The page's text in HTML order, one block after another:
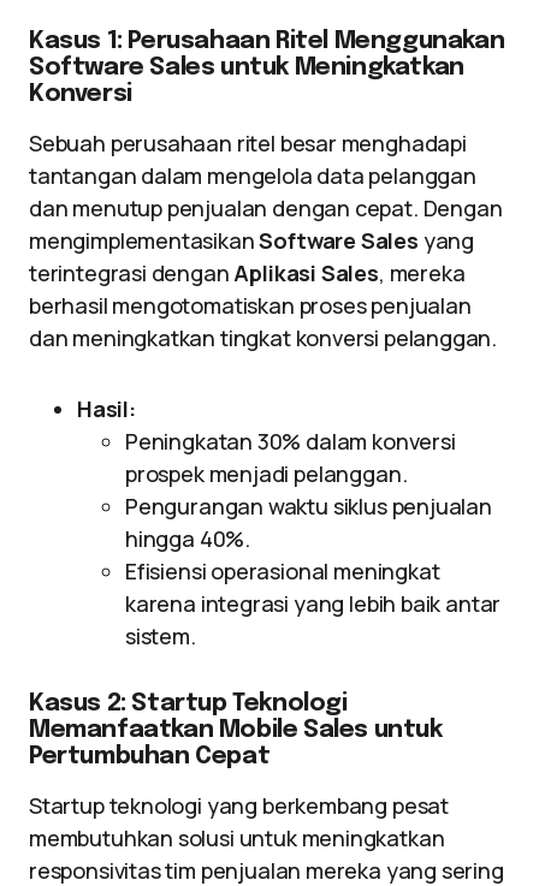
Kasus 1: Perusahaan Ritel Menggunakan
Software Sales untuk Meningkatkan
Konversi
Sebuah perusahaan ritel besar menghadapi
tantangan dalam mengelola data pelanggan
dan menutup penjualan dengan cepat. Dengan
mengimplementasikanSoftware Sales yang
terintegrasi denganAplikasi Sales, mereka
berhasil mengotomatiskan proses penjualan
dan meningkatkan tingkat konversi pelanggan.
Hasil:
Peningkatan 30% dalam konversi
prospek menjadi pelanggan.
Pengurangan waktu siklus penjualan
hingga 40%.
Efisiensi operasional meningkat
karena integrasi yang lebih baik antar
sistem.
Kasus 2: Startup Teknologi
Memanfaatkan Mobile Sales untuk
Pertumbuhan Cepat
Startup teknologi yang berkembang pesat
membutuhkan solusi untuk meningkatkan
responsivitas tim penjualan mereka yang sering